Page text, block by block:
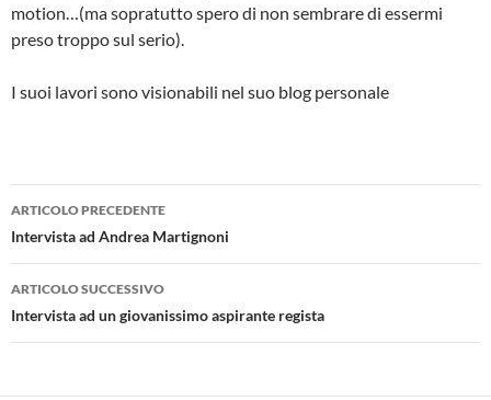
motion…(ma sopratutto spero di non sembrare di essermi
preso troppo sul serio).
I suoi lavori sono visionabili nel suo blog personale
Navigazione
articolo
ARTICOLO PRECEDENTE
Intervista ad Andrea Martignoni
ARTICOLO SUCCESSIVO
Intervista ad un giovanissimo aspirante regista